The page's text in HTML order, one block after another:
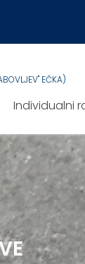
EČKA)
Individualni